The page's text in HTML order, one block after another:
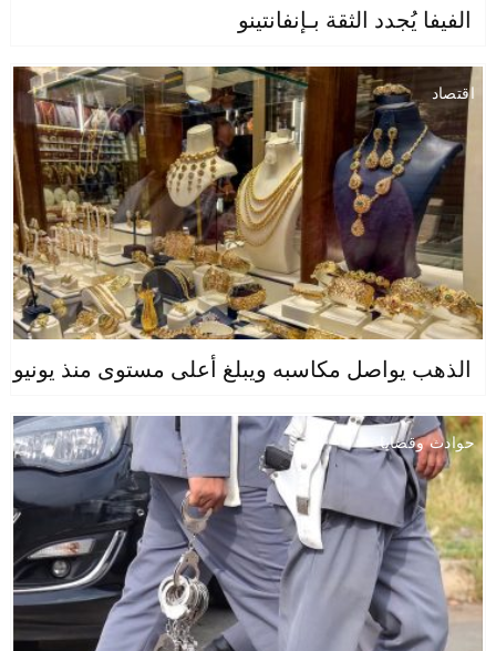
الفيفا يُجدد الثقة بـإنفانتينو
اقتصاد
الذهب يواصل مكاسبه ويبلغ أعلى مستوى منذ يونيو
حوادث وقضايا